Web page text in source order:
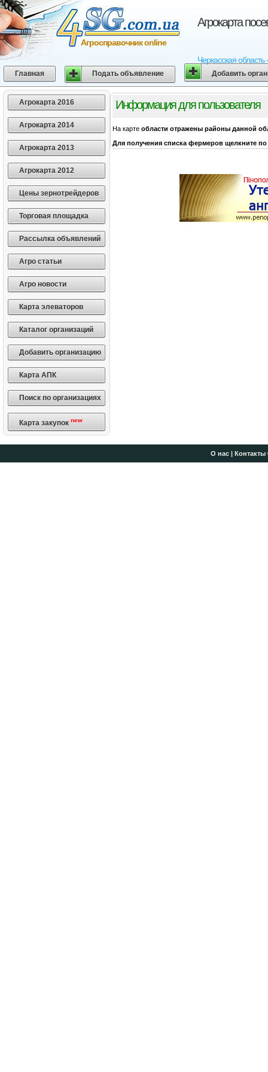
Агрокарта
Черкасская
Агросправочник online
Главная Подать объявление Добавить
Агрокарта 2016
Агрокарта 2014
Агрокарта 2013
Агрокарта 2012
Цены зернотрейдеров
Торговая площадка
Рассылка объявлений
Агро статьи
Агро новости
Карта элеваторов
Каталог организаций
Добавить организацию
Карта АПК
Поиск по организациях
Карта закупок new
Информация для пользователя
На карте области отражены районы данной
Для получения списка фермеров щелкните по
О нас| Контакты